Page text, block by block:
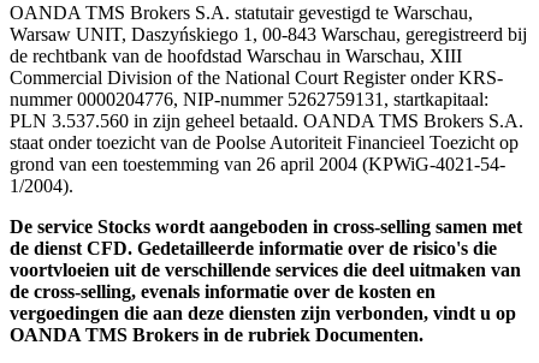
OANDA TMS Brokers S.A. statutair gevestigd te Warschau,
Warsaw UNIT, Daszyńskiego 1, 00-843 Warschau, geregistreerd bij
de rechtbank van de hoofdstad Warschau in Warschau, XIII
Commercial Division of the National Court Register onder KRS-
nummer 0000204776, NIP-nummer 5262759131, startkapitaal:
PLN 3.537.560 in zijn geheel betaald. OANDA TMS Brokers S.A.
staat onder toezicht van de Poolse Autoriteit Financieel Toezicht op
grond van een toestemming van 26 april 2004 (KPWiG-4021-54-
1/2004).
De service Stocks wordt aangeboden in cross-selling samen met
de dienst CFD. Gedetailleerde informatie over de risico's die
voortvloeien uit de verschillende services die deel uitmaken van
de cross-selling, evenals informatie over de kosten en
vergoedingen die aan deze diensten zijn verbonden, vindt u op
OANDA TMS Brokers in de rubriek Documenten.